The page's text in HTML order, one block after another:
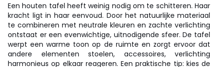
Een houten tafel heeft weinig nodig om te schitteren. Haar
kracht ligt in haar eenvoud. Door het natuurlijke materiaal
te combineren met neutrale kleuren en zachte verlichting
ontstaat er een evenwichtige, uitnodigende sfeer. De tafel
werpt een warme toon op de ruimte en zorgt ervoor dat
andere elementen stoelen, accessoires, verlichting
harmonieus op elkaar reageren. Een praktische tip: kies de